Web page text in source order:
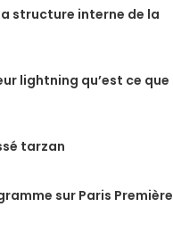
structure interne de la
lightning qu’est ce que
tarzan
sur Paris Première